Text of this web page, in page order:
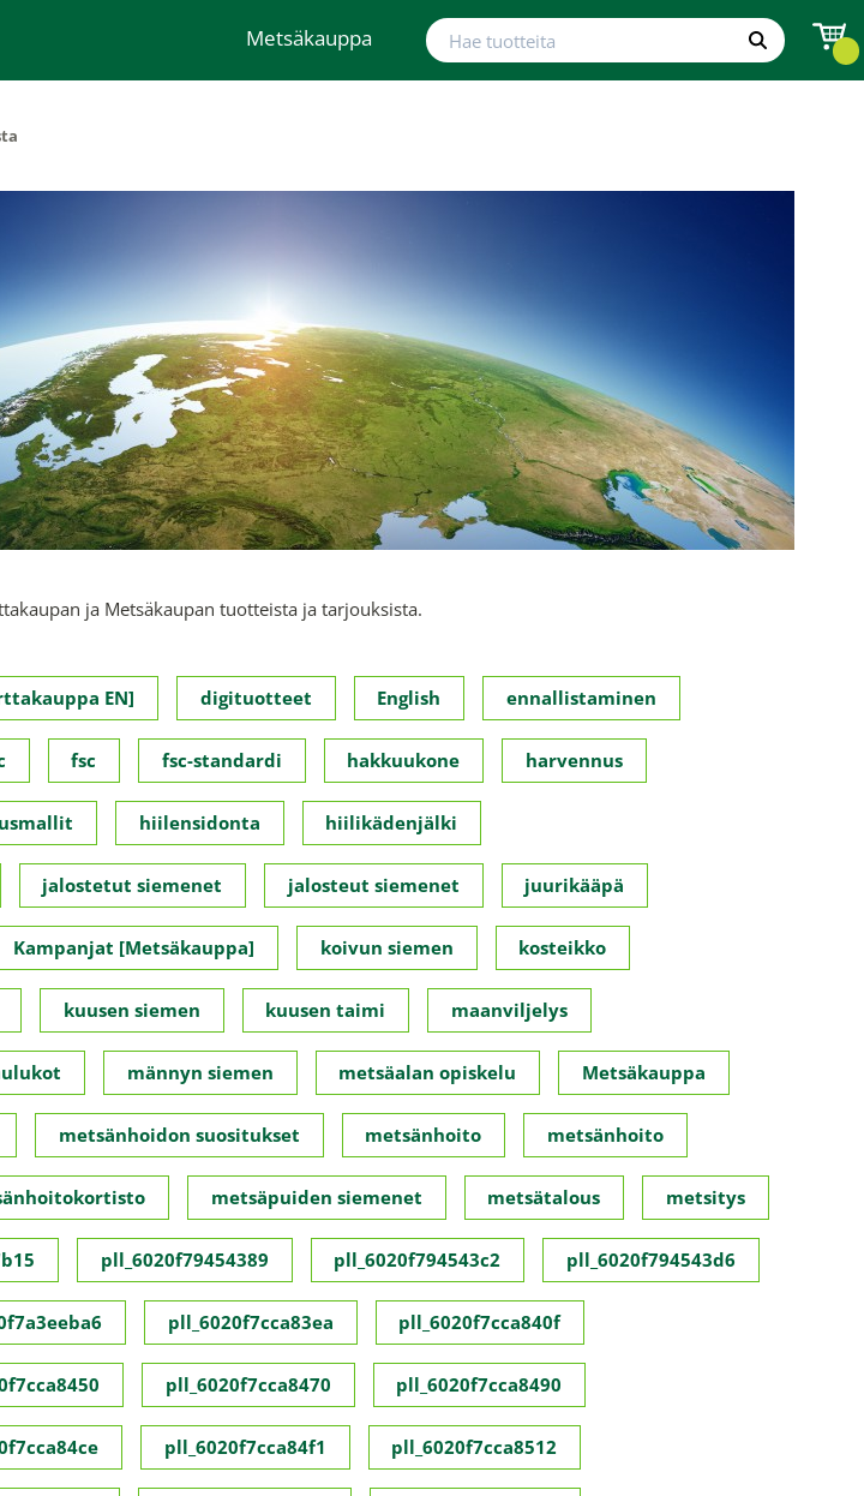
Metsäkauppa
Hae tuotteita
Hae
ja Metsäkaupan tuotteista ja tarjouksista.
EN] digituotteet English ennallistaminen
fsc fsc-standardi hakkuukone harvennus
hiilensidonta hiilikädenjälki
jalostetut siemenet jalosteut siemenet juurikääpä
Kampanjat [Metsäkauppa] koivun siemen kosteikko
kuusen siemen kuusen taimi maanviljelys
männyn siemen metsäalan opiskelu Metsäkauppa
metsänhoidon suositukset metsänhoito metsänhoito
metsäpuiden siemenet metsätalous metsitys
pll_6020f79454389 pll_6020f794543c2 pll_6020f794543d6
pll_6020f7cca83ea pll_6020f7cca840f
pll_6020f7cca8470 pll_6020f7cca8490
pll_6020f7cca84f1 pll_6020f7cca8512